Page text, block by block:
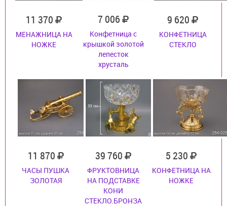
11 370
МЕНАЖНИЦА НА
НОЖКЕ
7 006
Конфетница с
крышкой золотой
лепесток
хрусталь
9 620
КОНФЕТНИЦА
СТЕКЛО
11 870
ЧАСЫ ПУШКА
ЗОЛОТАЯ
39 760
ФРУКТОВНИЦА
НА ПОДСТАВКЕ
КОНИ
СТЕКЛО.БРОНЗА
5 230
КОНФЕТНИЦА НА
НОЖКЕ